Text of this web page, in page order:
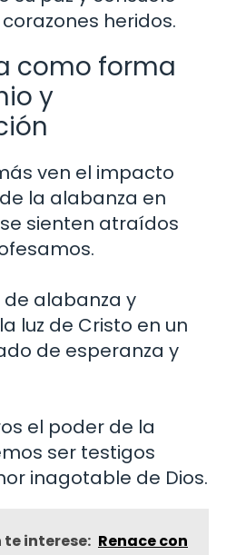
heridos.
como forma
y
ven el impacto
la alabanza en
sienten atraídos
alabanza y
luz de Cristo en un
de esperanza y
el poder de la
ser testigos
inagotable de Dios.
interese: Renace con